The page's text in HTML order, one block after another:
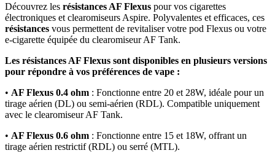
Découvrez les résistances AF Flexus pour vos cigarettes
électroniques et clearomiseurs Aspire. Polyvalentes et efficaces, ces
résistances vous permettent de revitaliser votre pod Flexus ou votre
e-cigarette équipée du clearomiseur AF Tank.
Les résistances AF Flexus sont disponibles en plusieurs versions
pour répondre à vos préférences de vape :
• AF Flexus 0.4 ohm : Fonctionne entre 20 et 28W, idéale pour un
tirage aérien (DL) ou semi-aérien (RDL). Compatible uniquement
avec le clearomiseur AF Tank.
• AF Flexus 0.6 ohm : Fonctionne entre 15 et 18W, offrant un
tirage aérien restrictif (RDL) ou serré (MTL).